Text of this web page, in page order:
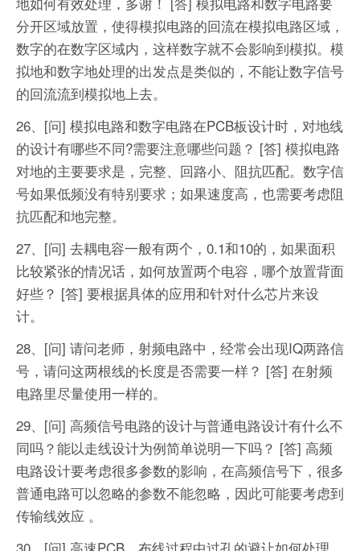
分开区域放置，使得模拟电路的回流在模拟电路区域，
数字的在数字区域内，这样数字就不会影响到模拟。模
拟地和数字地处理的出发点是类似的，不能让数字信号
的回流流到模拟地上去。
26、[问] 模拟电路和数字电路在PCB板设计时，对地线
的设计有哪些不同?需要注意哪些问题？ [答] 模拟电路
对地的主要要求是，完整、回路小、阻抗匹配。数字信
号如果低频没有特别要求；如果速度高，也需要考虑阻
抗匹配和地完整。
27、[问] 去耦电容一般有两个，0.1和10的，如果面积
比较紧张的情况话，如何放置两个电容，哪个放置背面
好些？ [答] 要根据具体的应用和针对什么芯片来设
计。
28、[问] 请问老师，射频电路中，经常会出现IQ两路信
号，请问这两根线的长度是否需要一样？ [答] 在射频
电路里尽量使用一样的。
29、[问] 高频信号电路的设计与普通电路设计有什么不
同吗？能以走线设计为例简单说明一下吗？ [答] 高频
电路设计要考虑很多参数的影响，在高频信号下，很多
普通电路可以忽略的参数不能忽略，因此可能要考虑到
传输线效应 。